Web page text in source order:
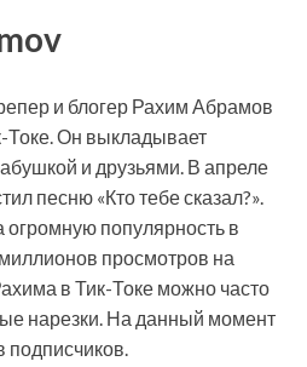
и блогер Рахим Абрамов
Токе. Он выкладывает
и друзьями. В апреле
песню «Кто тебе сказал?».
популярность в
просмотров на
в Тик-Токе можно часто
нарезки. На данный момент
подписчиков.